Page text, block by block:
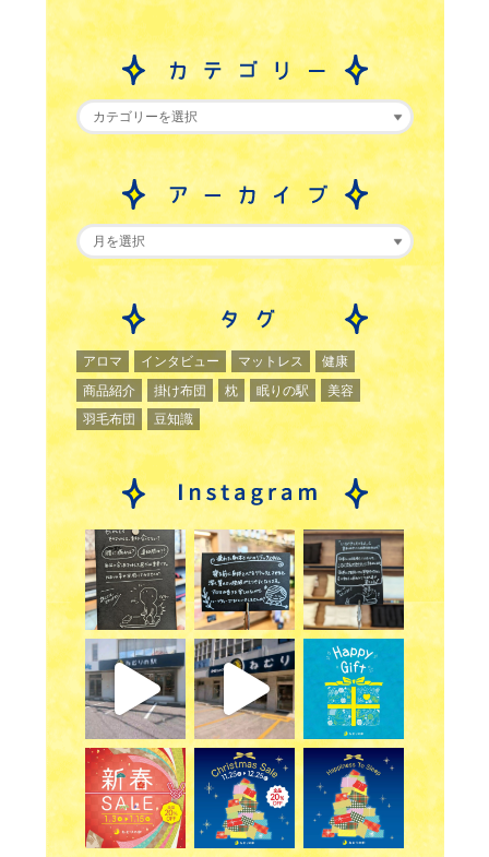
アロマ インタビュー マットレス
健康
商品紹介
掛け布団 枕 眠りの駅
美容
羽毛布団
豆知識